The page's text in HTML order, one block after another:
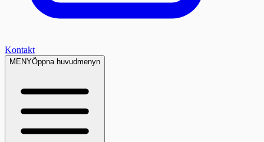
Kontakt
MENYÖppna huvudmenyn